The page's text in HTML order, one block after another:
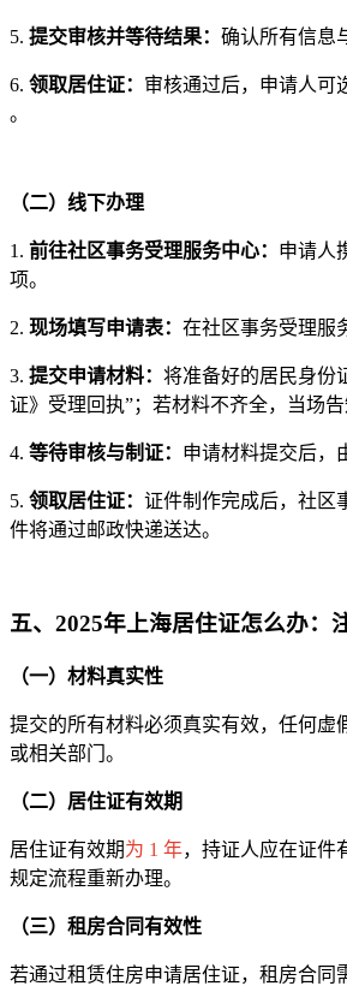
5. 提交审核并等待结果： 确认所有信息
6. 领取居住证： 审核通过后，申请人可
。
（二）线下办理
1. 前往社区事务受理服务中心： 申请人
项。
2. 现场填写申请表： 在社区事务受理服
3. 提交申请材料： 将准备好的居民身份
证》受理回执”；若材料不齐全，当场
4. 等待审核与制证： 申请材料提交后，
5. 领取居住证： 证件制作完成后，社区
件将通过邮政快递送达。
五、2025年上海居住证怎么办：
（一）材料真实性
提交的所有材料必须真实有效，任何
或相关部门。
（二）居住证有效期
居住证有效期为 1 年，持证人应在证件
规定流程重新办理。
（三）租房合同有效性
若通过租赁住房申请居住证，租房合